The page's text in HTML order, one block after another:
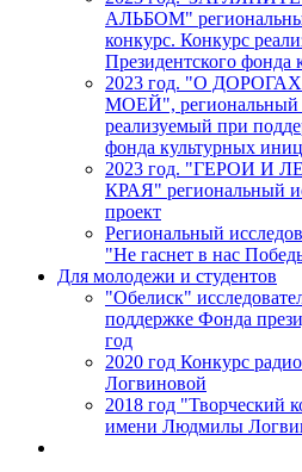
АЛЬБОМ"
конкурс. Конкурс
Президентского фонда
2023 год. "О
МОЕЙ", региональный
реализуемый при
фонда культурных
2023 год. "ГЕРОИ И
КРАЯ" региональный
проект
Региональный
"Не гаснет в нас
Для молодежи и студентов
"Обелиск"
поддержке Фонда
год
2020 год Конкурс
Логвиновой
2018 год "Творческий
имени Людмилы